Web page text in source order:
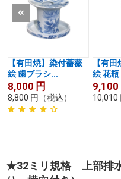
【有田焼】染付薔薇
絵 歯ブラシ...
8,000 円
8,800 円 （税込）
【有
絵 花瓶
9,100
10,010
★32ミリ規格 上部排